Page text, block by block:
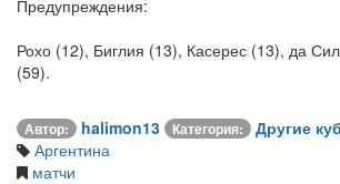
Предупреждения:
Рохо (12), Биглия (13), Касерес (13), да
(59).
Автор: halimon13 Категория:
Другие
Аргентина
матчи